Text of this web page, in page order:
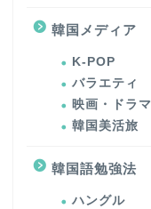
韓国メディア
K-POP
バラエティ
映画・ドラマ
韓国美活旅
韓国語勉強法
ハングル